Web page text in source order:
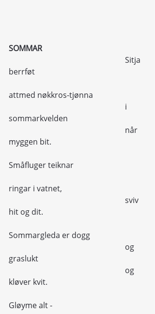
SOMMAR
berrføt
attmed nøkkros-tjønna
sommarkvelden
myggen bit.
Småfluger teiknar
ringar i vatnet,
hit og dit.
Sommargleda er dogg
graslukt
kløver kvit.
Gløyme alt -